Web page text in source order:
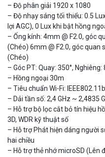
– Độ phân giải 1920 x 1080
– Độ nhạy sáng tối thiểu: 0.5
lợi AGC), 0 Lux khi bật hồng
– Ống kính: 4mm @ F2.0, góc
(Chéo) 6mm @ F2.0, góc quan
(Chéo)
– Góc PT: Quay: 350°, Nghiêng:
– Hồng ngoại 30m
– Tiêu chuẩn Wi-Fi:
– Dải tần số: 2,4 GHz ~ 2,4835
– Hỗ trợ bộ lọc cắt bỏ tín hiệu
3D, WDR kỹ thuật số
– Hỗ trợ Phát hiện dáng người
hai chiều
– Hỗ trợ thẻ nhớ microSD (Lên
Camera WiFi quay
2.060.000 đ